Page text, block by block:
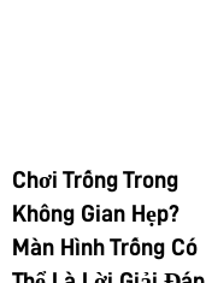
Chơi Trống Trong
Không Gian Hẹp?
Màn Hình Trống Có